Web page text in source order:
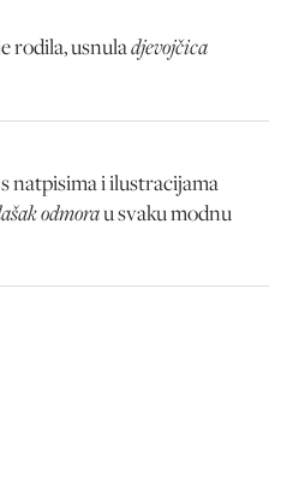
rodila, usnuladjevojčica
natpisima i ilustracijama
odmorau svaku modnu